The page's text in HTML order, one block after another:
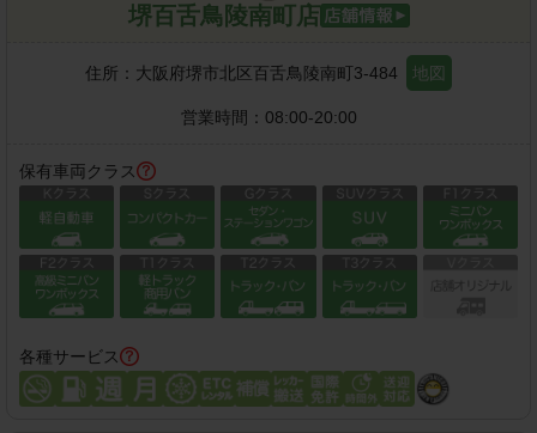
堺百舌鳥陵南町店
住所： 大阪府堺市北区百舌鳥陵南町3-484 地図
営業時間： 08:00-20:00
保有車両クラス
各種サービス